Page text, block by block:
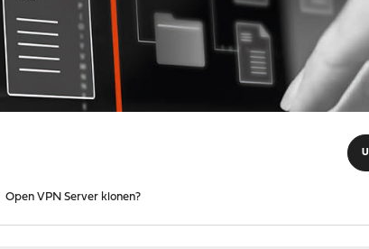
Open VPN Server klonen?